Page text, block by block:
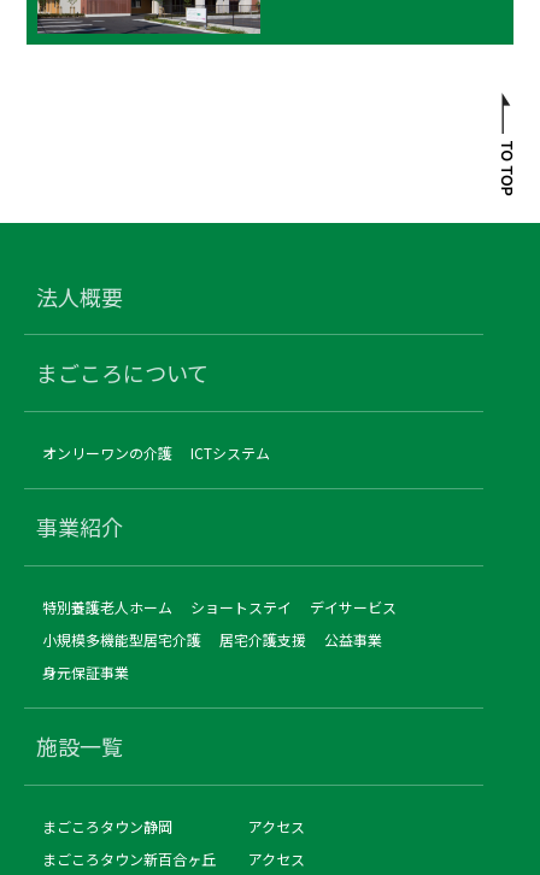
法人概要
まごころについて
オンリーワンの介護 ICTシステム
事業紹介
特別養護老人ホーム ショートステイ
デイサービス
小規模多機能型居宅介護
居宅介護支援
公益事業
身元保証事業
施設一覧
まごころタウン静岡
アクセス
まごころタウン新百合ヶ丘
アクセス